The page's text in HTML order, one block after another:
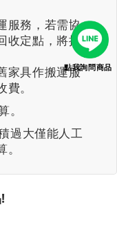
服務，若需協
收定點，將按
家具作搬運服
。
。
過大僅能人工
點我詢問商品